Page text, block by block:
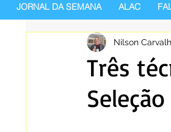
JORNAL DA SEMANA ALAC
Três
Nilson